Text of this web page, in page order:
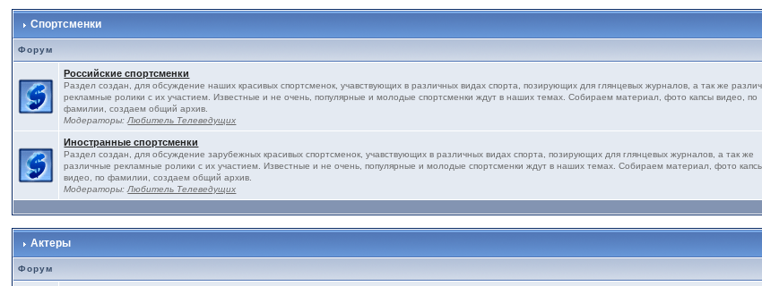
Спортсменки
Форум
Российские спортсменки
Раздел создан, для обсуждение наших красивых спортсменок, учавствующих в различных видах спорта, позирующих для глянцевых журналов, а так же
рекламные ролики с их участием. Известные и не очень, популярные и молодые спортсменки ждут в наших темах. Собираем материал, фото капсы видео, по
фамилии, создаем общий архив.
Модераторы:Любитель Телеведущих
Иностранные спортсменки
Раздел создан, для обсуждение зарубежных красивых спортсменок, учавствующих в различных видах спорта, позирующих для глянцевых журналов, а так же
различные рекламные ролики с их участием. Известные и не очень, популярные и молодые спортсменки ждут в наших темах. Собираем материал, фото
видео, по фамилии, создаем общий архив.
Модераторы:Любитель Телеведущих
Актеры
Форум